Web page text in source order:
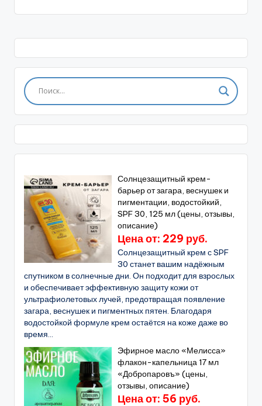
Солнцезащитный крем-
барьер от загара, веснушек и
пигментации, водостойкий,
SPF 30, 125 мл (цены, отзывы,
описание)
Цена от: 229 руб.
Солнцезащитный крем с SPF
30 станет вашим надёжным
спутником в солнечные дни. Он подходит для взрослых
и обеспечивает эффективную защиту кожи от
ультрафиолетовых лучей, предотвращая появление
загара, веснушек и пигментных пятен. Благодаря
водостойкой формуле крем остаётся на коже даже во
время...
Эфирное масло «Мелисса»
флакон-капельница 17 мл
«Добропаровъ» (цены,
отзывы, описание)
Цена от: 56 руб.